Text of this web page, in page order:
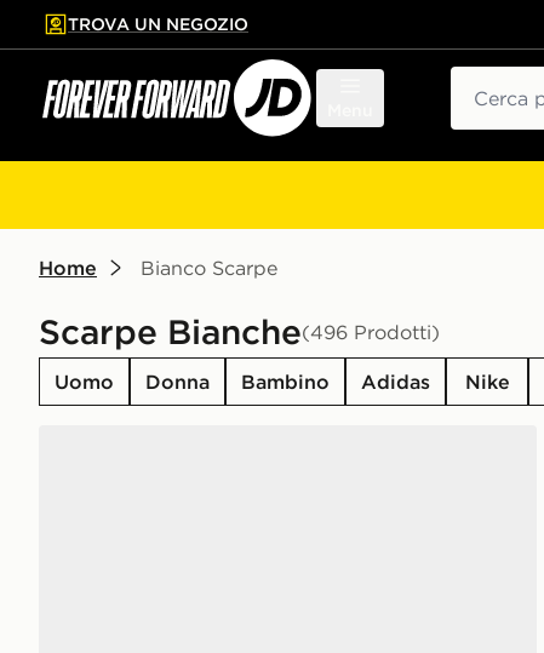
contenuto principale
a fondo pagina
TROVA UN NEGOZIO
Home Bianco Scarpe
Scarpe Bianche(496 Prodotti)
Uomo Donna Bambino Adidas Nike